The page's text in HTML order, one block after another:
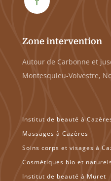
Zone intervention
Autour de Carbonne et
Montesquieu-Volvestre,
Institut de beauté à
Massages à Cazères
Soins corps et visages à
Cosmétiques bio et
Institut de beauté à Muret